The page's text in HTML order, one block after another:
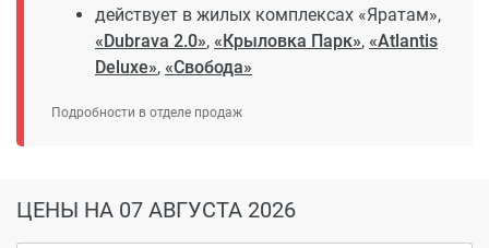
действует в жилых комплексах «Яратам»,
«Dubrava 2.0», «Крыловка Парк», «Atlantis
Deluxe», «Свобода»
Подробности в отделе продаж
ЦЕНЫ НА 07 АВГУСТА 2026